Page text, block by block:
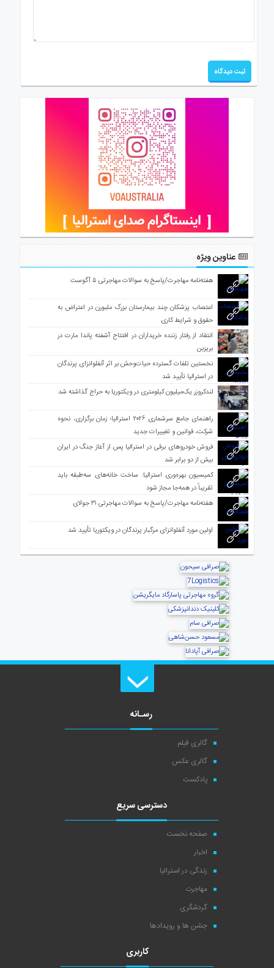
عناوین ویژه
هفته‌نامه مهاجرت/پاسخ به سوالات مهاجرتی ۵ آگوست
اعتصاب پزشکان چند بیمارستان بزرگ ملبورن در اعتراض به
حقوق و شرایط کاری
انتقاد از رفتار زننده خریداران در افتتاح آشفته پاندا مارت در
بریزبن
نخستین تلفات گسترده حیات‌وحش بر اثر آنفلوانزای پرندگان
در استرالیا تأیید شد
لندکروزر یک‌میلیون کیلومتری در ویکتوریا به حراج گذاشته شد
راهنمای جامع سرشماری ۲۰۲۶ استرالیا؛ زمان برگزاری، نحوه
شرکت، قوانین و تغییرات جدید
فروش خودروهای برقی در استرالیا پس از آغاز جنگ در ایران
بیش از دو برابر شد
کمیسیون بهره‌وری استرالیا: ساخت خانه‌های سه‌طبقه باید
تقریباً در همه‌جا مجاز شود
هفته‌نامه مهاجرت/پاسخ به سوالات مهاجرتی ۳۱ جولای
اولین مورد آنفلوانزای مرگبار پرندگان در ویکتوریا تأیید شد
رسـانه
گالری فیلم
گالری عکس
پادکست
دسترسی سریع
صفحه نخست
اخبار
زندگی در استرالیا
مهاجرت
گردشگری
جشن ها و رویدادها
کاربری